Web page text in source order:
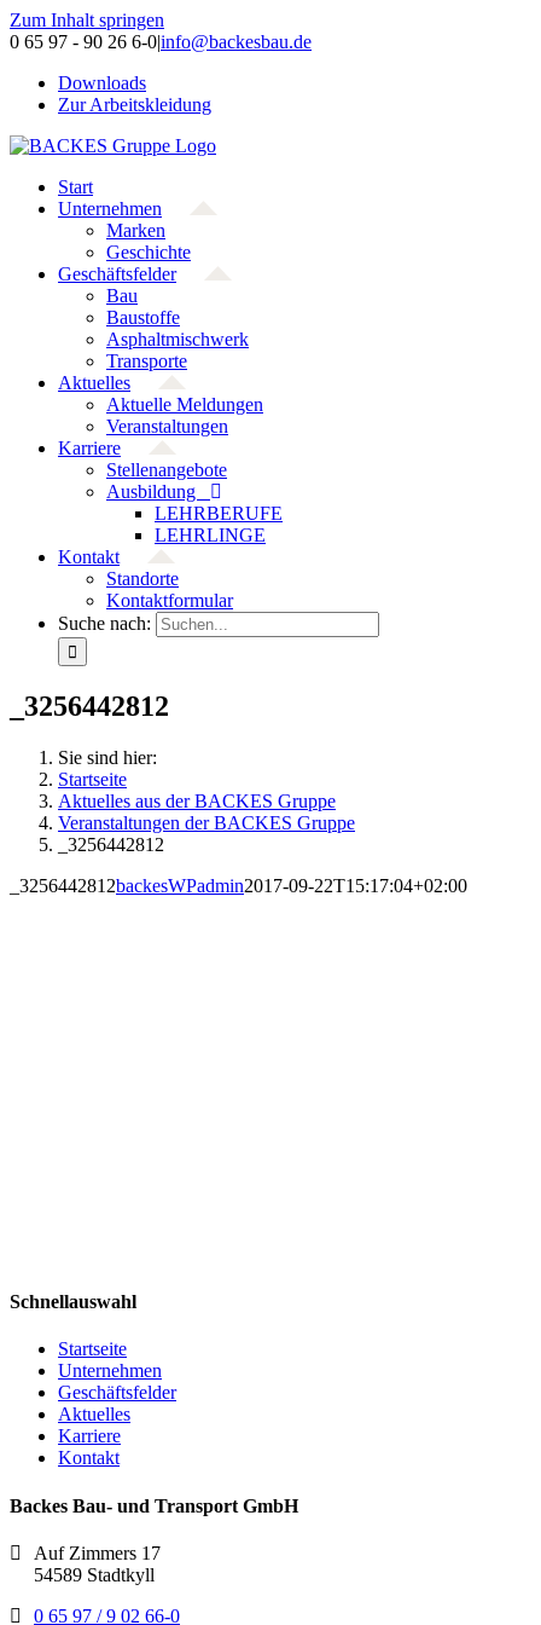
Zum Inhalt springen
0 65 97 - 90 26 6-0|info@backesbau.de
Downloads
Zur Arbeitskleidung
Start
Unternehmen
Marken
Geschichte
Geschäftsfelder
Bau
Baustoffe
Asphaltmischwerk
Transporte
Aktuelles
Aktuelle Meldungen
Veranstaltungen
Karriere
Stellenangebote
Ausbildung
LEHRBERUFE
LEHRLINGE
Kontakt
Standorte
Kontaktformular
Suche nach:
_3256442812
Sie sind hier:
Startseite
Aktuelles aus der BACKES Gruppe
Veranstaltungen der BACKES Gruppe
_3256442812
_3256442812backesWPadmin2017-09-22T15:17:04+02:00
Schnellauswahl
Startseite
Unternehmen
Geschäftsfelder
Aktuelles
Karriere
Kontakt
Backes Bau- und Transport GmbH
Auf Zimmers 17
54589 Stadtkyll
0 65 97 / 9 02 66-0